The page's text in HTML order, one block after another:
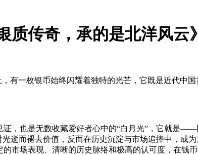
质传奇，承的是北洋风云》
枚银币始终闪耀着独特的光芒，它既是近代中国
也是无数收藏爱好者心中的“白月光”，它就是——
逝而褪去价值，反而在历史沉淀与市场追捧中，成
市场表现、清晰的历史脉络和极高的认可度，在钱